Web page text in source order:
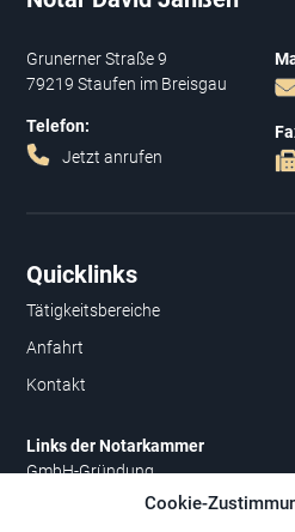
Cookie-
Grunerner Straße 9
79219 Staufen im Breisgau
Telefon:
Jetzt anrufen
Quicklinks
Tätigkeitsbereiche
Anfahrt
Kontakt
Links der Notarkammer
GmbH-Gründung
Vereinsgründung